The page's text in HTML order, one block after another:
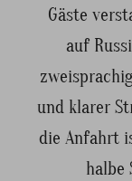
Gäste
auf
und klarer
die Anfahrt
halbe